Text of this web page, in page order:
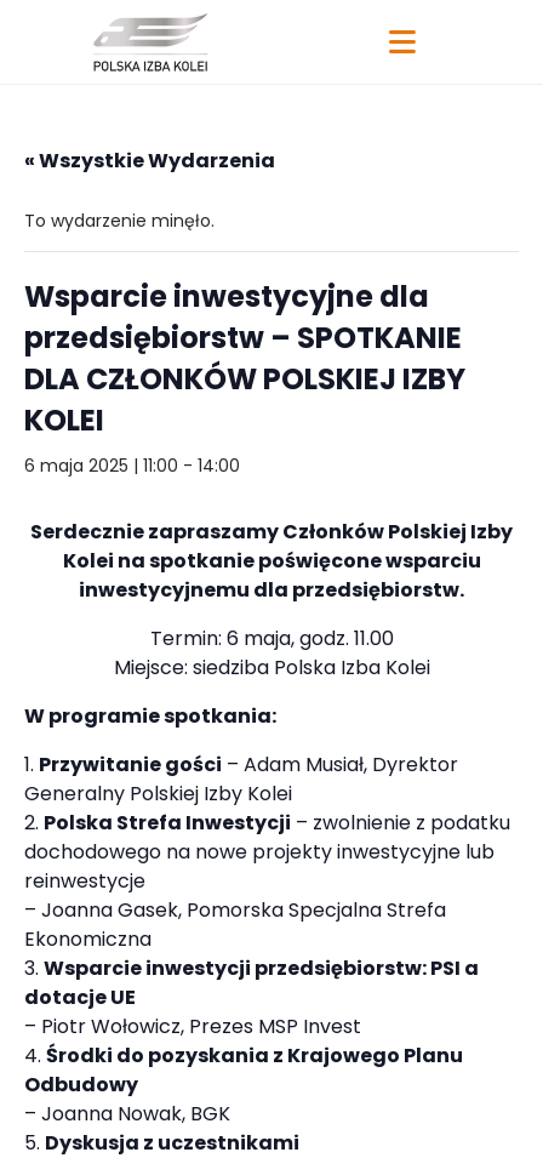
« Wszystkie Wydarzenia
To wydarzenie minęło.
Wsparcie inwestycyjne dla
przedsiębiorstw – SPOTKANIE
DLA CZŁONKÓW POLSKIEJ IZBY
KOLEI
6 maja 2025 | 11:00 - 14:00
Serdecznie zapraszamy Członków Polskiej Izby
Kolei na spotkanie poświęcone wsparciu
inwestycyjnemu dla przedsiębiorstw.
Termin: 6 maja, godz. 11.00
Miejsce: siedziba Polska Izba Kolei
W programie spotkania:
Przywitanie gości – Adam Musiał, Dyrektor
Generalny Polskiej Izby Kolei
Polska Strefa Inwestycji – zwolnienie z podatku
dochodowego na nowe projekty inwestycyjne lub
reinwestycje
– Joanna Gasek, Pomorska Specjalna Strefa
Ekonomiczna
Wsparcie inwestycji przedsiębiorstw: PSI a
dotacje UE
– Piotr Wołowicz, Prezes MSP Invest
Środki do pozyskania z Krajowego Planu
Odbudowy
– Joanna Nowak, BGK
Dyskusja z uczestnikami